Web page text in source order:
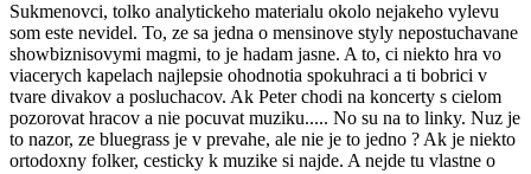
Sukmenovci, tolko analytickeho materialu okolo nejakeho vylevu
som este nevidel. To, ze sa jedna o mensinove styly nepostuchavane
showbiznisovymi magmi, to je hadam jasne. A to, ci niekto hra vo
viacerych kapelach najlepsie ohodnotia spokuhraci a ti bobrici v
tvare divakov a posluchacov. Ak Peter chodi na koncerty s cielom
pozorovat hracov a nie pocuvat muziku..... No su na to linky. Nuz je
to nazor, ze bluegrass je v prevahe, ale nie je to jedno ? Ak je niekto
ortodoxny folker, cesticky k muzike si najde. A nejde tu vlastne o